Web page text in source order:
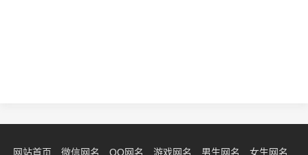
网站首页 微信网名 QQ网名 游戏网名 男生网名 女生网名